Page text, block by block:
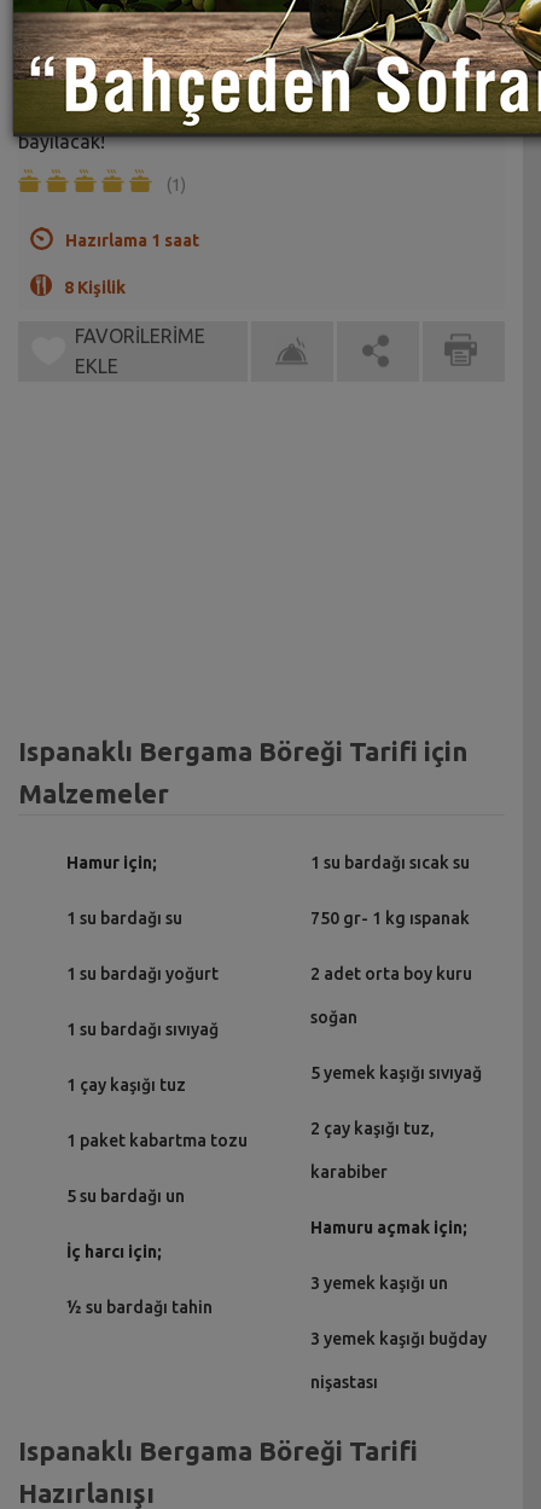
Sahrap Soysal
Ispanaklı harika bir yöresel börek tarifi. Misafirleriniz
bayılacak!
(1)
Hazırlama 1 saat
8 Kişilik
FAVORİLERİME
EKLE
Ispanaklı Bergama Böreği Tarifi için
Malzemeler
Hamur için;
1 su bardağı su
1 su bardağı yoğurt
1 su bardağı sıvıyağ
1 çay kaşığı tuz
1 paket kabartma tozu
5 su bardağı un
İç harcı için;
½ su bardağı tahin
1 su bardağı sıcak su
750 gr- 1 kg ıspanak
2 adet orta boy kuru
soğan
5 yemek kaşığı sıvıyağ
2 çay kaşığı tuz,
karabiber
Hamuru açmak için;
3 yemek kaşığı un
3 yemek kaşığı buğday
nişastası
Ispanaklı Bergama Böreği Tarifi
Hazırlanışı